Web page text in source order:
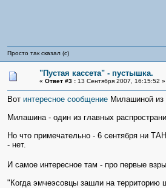
Просто так сказал (с)
"Пустая кассета" - пустышка.
« Ответ #3 :13 Сентября 2007, 16:15:52 »
Вот интересное сообщениеМилашиной из
Милашина - один из главных
Но что примечательно - 6 сентября ни
- нет.
И самое интересное там - про первые
"Когда эмчеэсовцы зашли на территорию